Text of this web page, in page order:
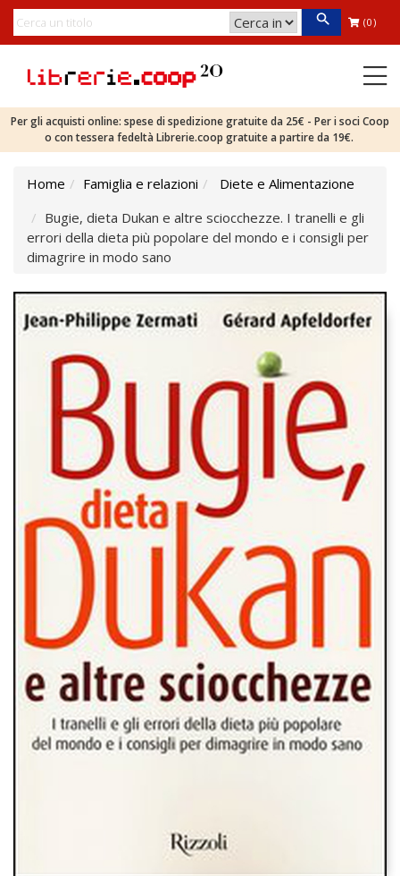
(0)
Per gli acquisti online: spese di spedizione gratuite da 25€ - Per i soci Coop
o con tessera fedeltà Librerie.coop gratuite a partire da 19€.
Home Famiglia e relazioni
Diete e Alimentazione
Bugie, dieta Dukan e altre sciocchezze. I tranelli e gli
errori della dieta più popolare del mondo e i consigli per
dimagrire in modo sano